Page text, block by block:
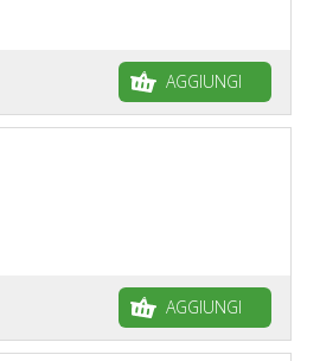
AGGIUNGI
AGGIUNGI